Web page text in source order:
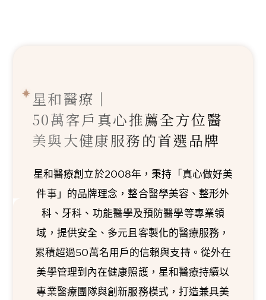
星和醫療｜
50萬客戶真心推薦全方位醫
美與大健康服務的首選品牌
星和醫療創立於2008年，秉持「真心做好美
件事」的品牌理念，整合醫學美容、整形外
科、牙科、功能醫學及預防醫學等專業領
域，提供安全、多元且客製化的醫療服務，
累積超過50萬名用戶的信賴與支持。從外在
美學管理到內在健康照護，星和醫療持續以
專業醫療團隊與創新服務模式，打造兼具美